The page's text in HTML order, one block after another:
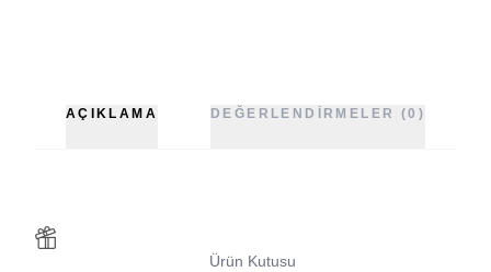
AÇIKLAMA DEĞERLENDIRMELER (0)
Ürün Kutusu